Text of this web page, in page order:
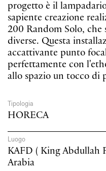
progetto è il
sapiente creazione
200 Random Solo, che
diverse. Questa
accattivante punto
perfettamente con
allo spazio un tocco di
Tipologia
HORECA
Luogo
KAFD ( King Abdullah
Arabia